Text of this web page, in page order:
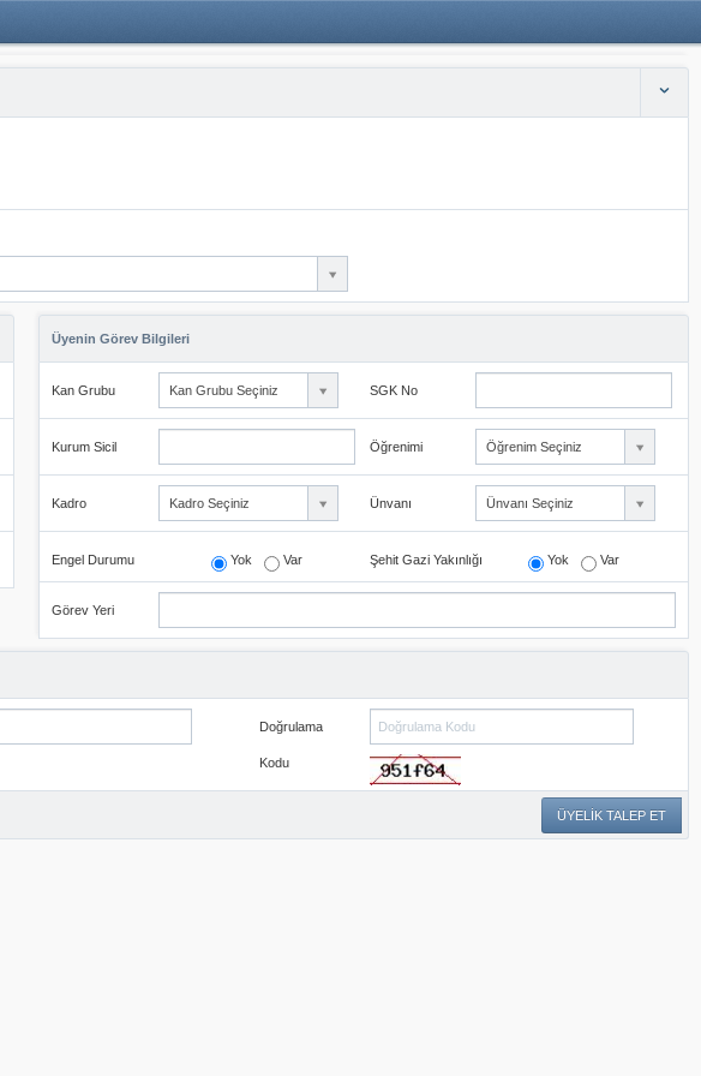
Üyenin Görev Bilgileri
Kan Grubu Kan Grubu Seçiniz SGK No
Kurum Sicil Öğrenimi Öğrenim Seçiniz
Kadro Kadro Seçiniz Ünvanı Ünvanı Seçiniz
Engel Durumu Yok Var Şehit Gazi Yakınlığı Yok Var
Görev Yeri
Doğrulama
Kodu
ÜYELİK TALEP ET